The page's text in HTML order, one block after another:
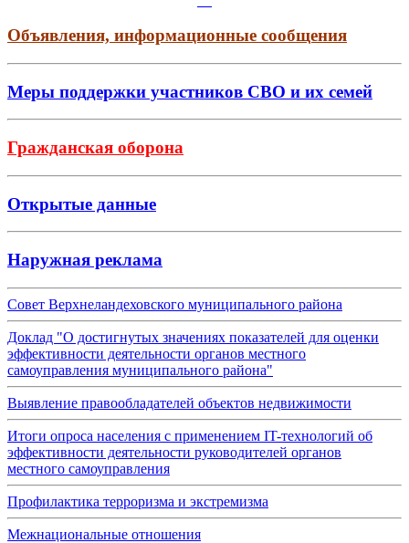
Объявления, информационные сообщения
Меры поддержки участников СВО и их семей
Гражданская оборона
Открытые данные
Наружная реклама
Совет Верхнеландеховского муниципального района
Доклад "О достигнутых значениях показателей для оценки
эффективности деятельности органов местного
самоуправления муниципального района"
Выявление правообладателей объектов недвижимости
Итоги опроса населения с применением IT-технологий об
эффективности деятельности руководителей органов
местного самоуправления
Профилактика терроризма и экстремизма
Межнациональные отношения